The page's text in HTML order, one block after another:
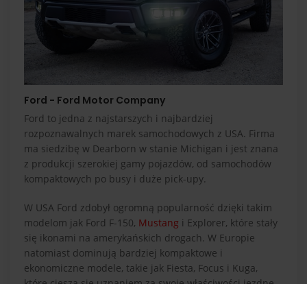
Ford - Ford Motor Company
Ford to jedna z najstarszych i najbardziej
rozpoznawalnych marek samochodowych z USA. Firma
ma siedzibę w Dearborn w stanie Michigan i jest znana
z produkcji szerokiej gamy pojazdów, od samochodów
kompaktowych po busy i duże pick-upy.
W USA Ford zdobył ogromną popularność dzięki takim
modelom jak Ford F-150, Mustang i Explorer, które stały
się ikonami na amerykańskich drogach. W Europie
natomiast dominują bardziej kompaktowe i
ekonomiczne modele, takie jak Fiesta, Focus i Kuga,